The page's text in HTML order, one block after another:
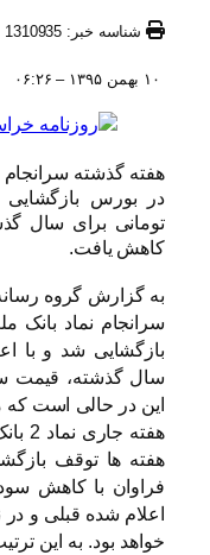
شناسه خبر: 1310935 سرویس: رسانه ها
هفته گذشته
تومانی برای سال
کاهش یافت.
به گزارش گروه
سرانجام نماد
سال گذشته، قیمت
این در حالی است
هفته ها توقف
فراوان با کاهش
اعلام شده قبلی و
خواهد بود. به این